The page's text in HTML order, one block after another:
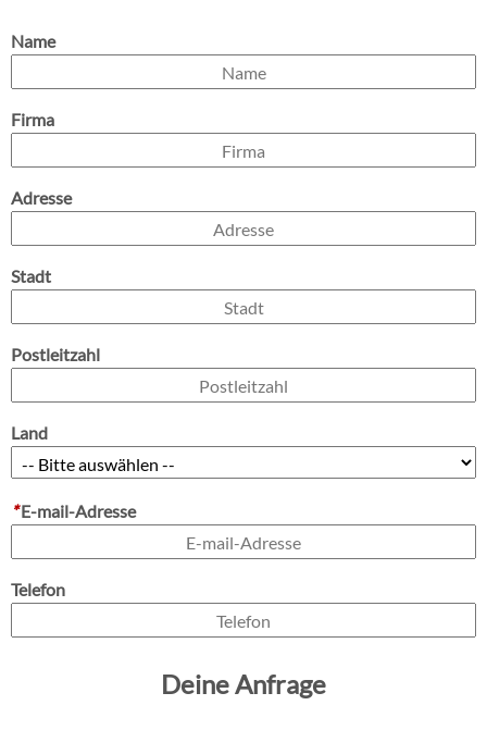
Name
Firma
Adresse
Stadt
Postleitzahl
Land
*E-mail-Adresse
Telefon
Deine Anfrage